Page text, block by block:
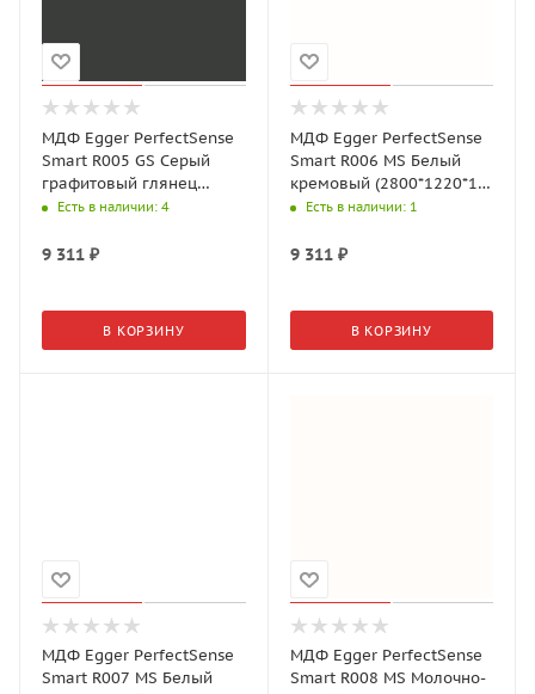
МДФ Egger PerfectSense
Smart R005 GS Серый
графитовый глянец
(2800*1220*18 мм)
Есть в наличии: 4
9 311 ₽
В КОРЗИНУ
МДФ Egger PerfectSense
Smart R006 MS Белый
кремовый (2800*1220*18
мм)Есть в наличии: 1
9 311₽
В КОРЗИНУ
МДФ Egger PerfectSense
Smart R007 MS Белый
МДФ Egger PerfectSense
Smart R008 MS Молочно-